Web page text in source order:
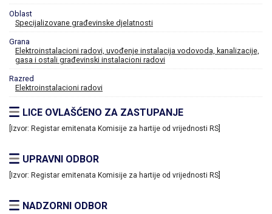
Oblast
Specijalizovane građevinske djelatnosti
Grana
Elektroinstalacioni radovi, uvođenje instalacija vodovoda, kanalizacije,
gasa i ostali građevinski instalacioni radovi
Razred
Elektroinstalacioni radovi
LICE OVLAŠĆENO ZA ZASTUPANJE
[Izvor: Registar emitenata Komisije za hartije od vrijednosti RS]
UPRAVNI ODBOR
[Izvor: Registar emitenata Komisije za hartije od vrijednosti RS]
NADZORNI ODBOR